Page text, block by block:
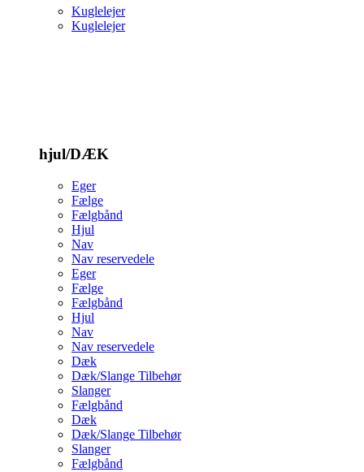
Kuglelejer
Kuglelejer
hjul/DÆK
Eger
Fælge
Fælgbånd
Hjul
Nav
Nav reservedele
Eger
Fælge
Fælgbånd
Hjul
Nav
Nav reservedele
Dæk
Dæk/Slange Tilbehør
Slanger
Fælgbånd
Dæk
Dæk/Slange Tilbehør
Slanger
Fælgbånd